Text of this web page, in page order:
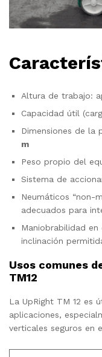
Altura de trabajo:
Capacidad útil
Dimensiones de la
m
Peso propio del
Sistema de
Neumáticos “non-
adecuados para
Maniobrabilidad
inclinación
Usos comunes
TM12
La UpRight TM 12 es
aplicaciones,
verticales seguros en